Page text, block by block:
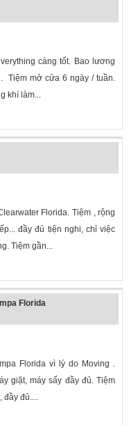
càng tốt. Bao lương
Tiệm mở cửa 6 ngày / tuần.
khí làm...
Florida. Tiệm , rộng
đầy đủ tiện nghi, chỉ việc
Tiệm gần...
Florida
Florida vì lý do Moving .
giặt, máy sấy đầy đủ. Tiệm
đầy đủ....